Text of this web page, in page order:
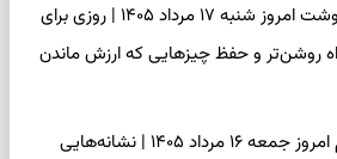
فال سرنوشت امروز شنبه ۱۷ مرداد ۱۴۰۵ | روزی برای
روشن‌تر و حفظ چیزهایی که ارزش ماندن
فال اسم امروز جمعه ۱۶ مرداد ۱۴۰۵ | نشانه‌هایی